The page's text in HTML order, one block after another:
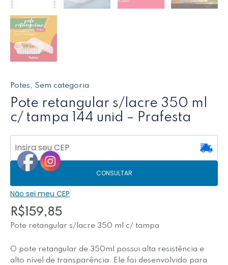
Potes, Sem categoria
Pote retangular s/lacre 350 ml
c/ tampa 144 unid – Prafesta
CONSULTAR
Não sei meu CEP
R$ 159,85
Pote retangular s/lacre 350 ml c/ tampa
O pote retangular de 350ml possui alta resistência e
alto nível de transparência. Ele foi desenvolvido para